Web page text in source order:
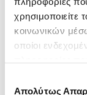
χρησιμοποιείτε
κοινωνικών
οποίοι
των υπηρεσιών
Απολύτως
Ενημέρωση για τις
13.05.2022
Ενημέρωση για τις
Όμιλος ΕΛΛΗΝΙΚΑ